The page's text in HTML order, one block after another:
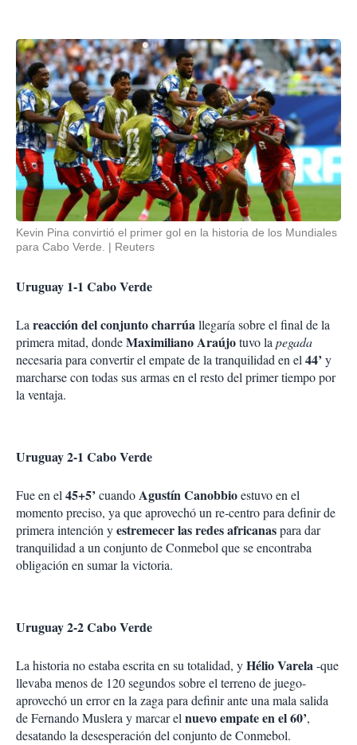
Kevin Pina convirtió el primer gol en la historia de los Mundiales
para Cabo Verde.
Reuters
Uruguay 1-1 Cabo Verde
Lareacción del conjunto charrúallegaría sobre el final de la
primera mitad, dondeMaximiliano Araújotuvo lapegada
necesaria para convertir el empate de la tranquilidad en el44’ y
marcharse con todas sus armas en el resto del primer tiempo por
la ventaja.
Uruguay 2-1 Cabo Verde
Fue en el45+5’ cuandoAgustín Canobbioestuvo en el
momento preciso, ya que aprovechó un re-centro para definir de
primera intención yestremecer las redes africanaspara dar
tranquilidad a un conjunto de Conmebol que se encontraba
obligación en sumar la victoria.
Uruguay 2-2 Cabo Verde
La historia no estaba escrita en su totalidad, yHélio Varela-que
llevaba menos de 120 segundos sobre el terreno de juego-
aprovechó un error en la zaga para definir ante una mala salida
de Fernando Muslera y marcar elnuevo empate en el 60’,
desatando la desesperación del conjunto de Conmebol.